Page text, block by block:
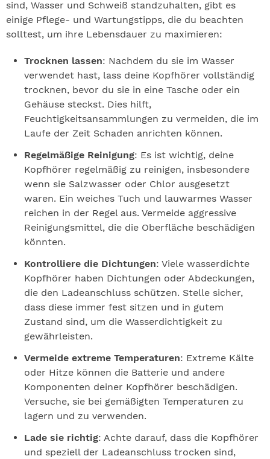
sind, Wasser und Schweiß standzuhalten, gibt es
einige Pflege- und Wartungstipps, die du beachten
solltest, um ihre Lebensdauer zu maximieren:
Trocknen lassen: Nachdem du sie im Wasser
verwendet hast, lass deine Kopfhörer vollständig
trocknen, bevor du sie in eine Tasche oder ein
Gehäuse steckst. Dies hilft,
Feuchtigkeitsansammlungen zu vermeiden, die im
Laufe der Zeit Schaden anrichten können.
Regelmäßige Reinigung: Es ist wichtig, deine
Kopfhörer regelmäßig zu reinigen, insbesondere
wenn sie Salzwasser oder Chlor ausgesetzt
waren. Ein weiches Tuch und lauwarmes Wasser
reichen in der Regel aus. Vermeide aggressive
Reinigungsmittel, die die Oberfläche beschädigen
könnten.
Kontrolliere die Dichtungen: Viele wasserdichte
Kopfhörer haben Dichtungen oder Abdeckungen,
die den Ladeanschluss schützen. Stelle sicher,
dass diese immer fest sitzen und in gutem
Zustand sind, um die Wasserdichtigkeit zu
gewährleisten.
Vermeide extreme Temperaturen: Extreme Kälte
oder Hitze können die Batterie und andere
Komponenten deiner Kopfhörer beschädigen.
Versuche, sie bei gemäßigten Temperaturen zu
lagern und zu verwenden.
Lade sie richtig: Achte darauf, dass die Kopfhörer
und speziell der Ladeanschluss trocken sind,